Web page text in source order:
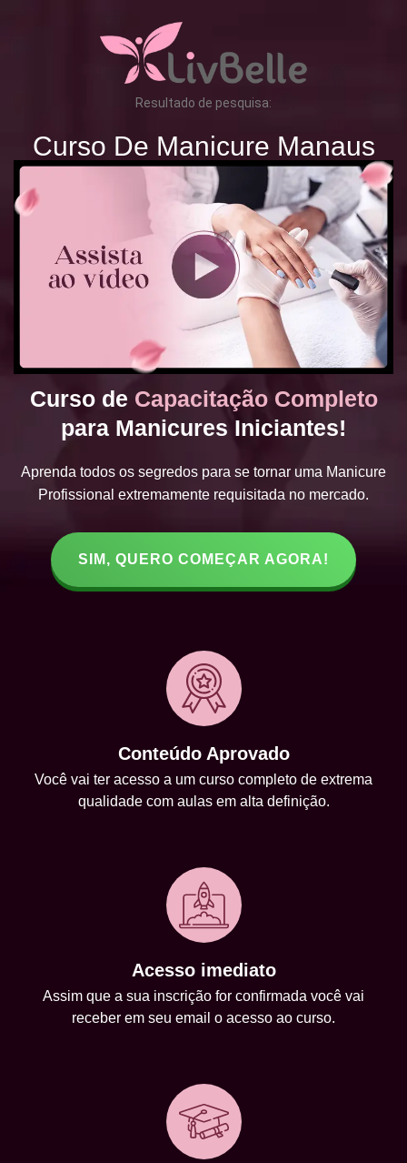
Resultado de pesquisa:
Curso De Manicure Manaus
Curso de Capacitação Completo
para Manicures Iniciantes!
Aprenda todos os segredos para se tornar uma Manicure
Profissional extremamente requisitada no mercado.
SIM, QUERO COMEÇAR AGORA!
Conteúdo Aprovado
Você vai ter acesso a um curso completo de extrema
qualidade com aulas em alta definição.
Acesso imediato
Assim que a sua inscrição for confirmada você vai
receber em seu email o acesso ao curso.